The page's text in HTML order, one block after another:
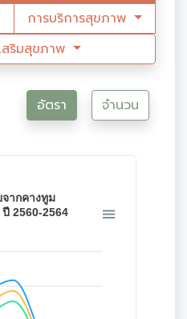
การบริการสุขภาพ
สริมสุขภาพ
อัตรา จำนวน